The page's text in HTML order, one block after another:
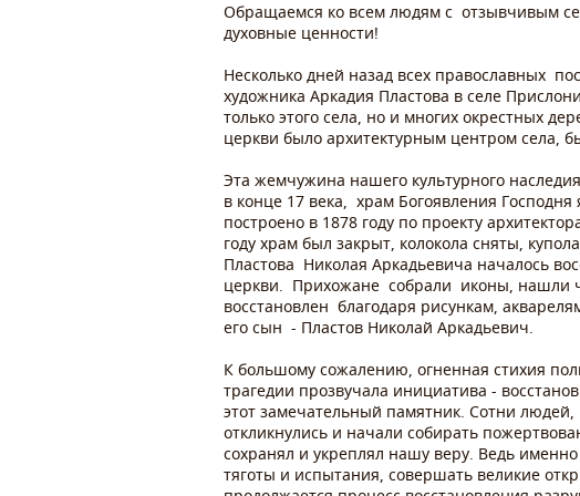
Обращаемся ко всем людям с отзывчивым
духовные ценности!
Несколько дней назад всех православных
художника Аркадия Пластова в селе
только этого села, но и многих окрестных
церкви было архитектурным центром села,
Эта жемчужина нашего культурного
в конце 17 века, храм Богоявления
построено в 1878 году по проекту
году храм был закрыт, колокола сняты,
Пластова Николая Аркадьевича началось
церкви. Прихожане собрали иконы, нашли
восстановлен благодаря рисункам,
его сын - Пластов Николай Аркадьевич.
К большому сожалению, огненная стихия
трагедии прозвучала инициатива -
этот замечательный памятник. Сотни
откликнулись и начали собирать
сохранял и укреплял нашу веру. Ведь
тяготы и испытания, совершать великие